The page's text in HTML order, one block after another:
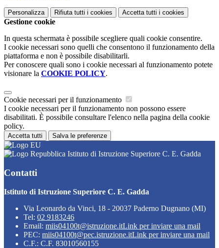
Personalizza Rifiuta tutti i cookies Accetta tutti i cookies
Gestione cookie
In questa schermata è possibile scegliere quali cookie consentire.
I cookie necessari sono quelli che consentono il funzionamento della
piattaforma e non è possibile disabilitarli.
Per conoscere quali sono i cookie necessari al funzionamento potete
visionare la COOKIE POLICY.
Cookie necessari per il funzionamento
I cookie necessari per il funzionamento non possono essere
disabilitati. È possibile consultare l'elenco nella pagina della cookie
policy.
Accetta tutti Salva le preferenze
Istituto di Istruzione Superiore C. E. Gadda
Contatti
Istituto di Istruzione Superiore C. E. Gadda
Via Leonardo da Vinci, 18 - 20037 Paderno Dugnano (MI)
Tel: 02 9183246
Email: miis04100t@istruzione.itLink per inviare una mail
PEC: miis04100t@pec.istruzione.itLink per inviare una mail
C.F.: C.F. 83010560155